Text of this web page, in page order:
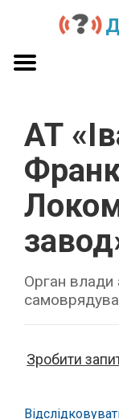
АТ
Орган влади
Зробити